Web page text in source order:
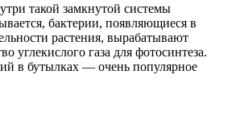
такой замкнутой системы
бактерии, появляющиеся в
растения, вырабатывают
углекислого газа для фотосинтеза.
в бутылках — очень популярное